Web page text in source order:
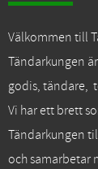
Välkommen till
Tändarkungen
godis, tändare,
Vi har ett brett
Tändarkungen
och samarbetar